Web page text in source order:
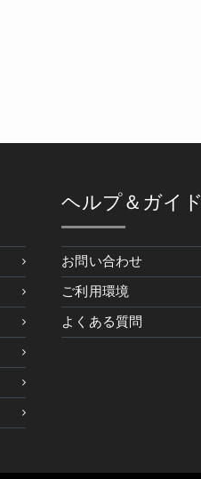
ヘルプ＆ガイド
お問い合わせ
ご利用環境
よくある質問